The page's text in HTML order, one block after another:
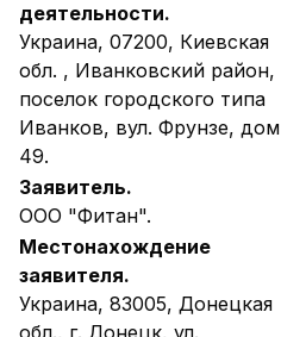
деятельности.
Украина, 07200, Киевская
обл. , Иванковский район,
поселок городского типа
Иванков, вул. Фрунзе, дом
49.
Заявитель.
ООО "Фитан".
Местонахождение
заявителя.
Украина, 83005, Донецкая
обл., г. Донецк, ул.